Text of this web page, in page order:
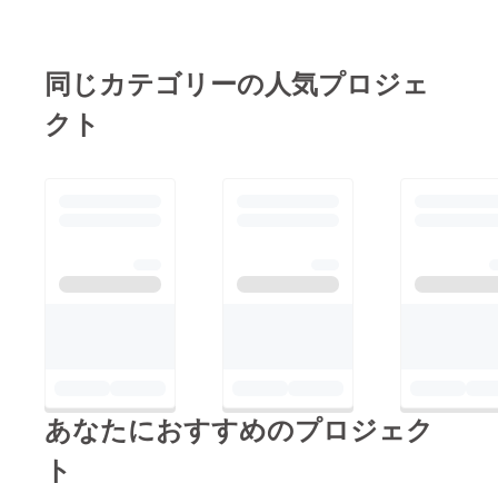
週間経ちますが目標に
何か「他にこんなリ
同じカテゴリーの人気プロジェ
クト
あなたにおすすめのプロジェク
ト